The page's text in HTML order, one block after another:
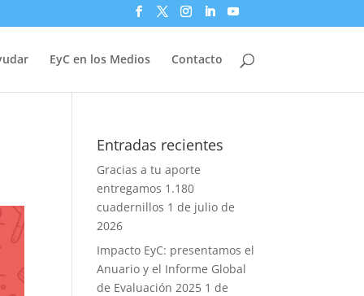
EyC en los Medios Contacto
Entradas recientes
Gracias a tu aporte
entregamos 1.180
cuadernillos 1 de julio de
2026
Impacto EyC: presentamos el
Anuario y el Informe Global
de Evaluación 2025 1 de